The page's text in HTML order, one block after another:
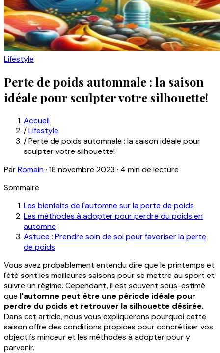
Lifestyle
Perte de poids automnale : la saison
idéale pour sculpter votre silhouette!
Accueil
/Lifestyle
/Perte de poids automnale : la saison idéale pour
sculpter votre silhouette!
ParRomain· 18 novembre 2023 · 4 min de lecture
Sommaire
Les bienfaits de l'automne sur la perte de poids
Les méthodes à adopter pour perdre du poids en
automne
Astuce : Prendre soin de soi pour favoriser la perte
de poids
Vous avez probablement entendu dire que le printemps et
l'été sont les meilleures saisons pour se mettre au sport et
suivre un régime. Cependant, il est souvent sous-estimé
que l'automne peut être une période idéale pour
perdre du poids et retrouver la silhouette désirée.
Dans cet article, nous vous expliquerons pourquoi cette
saison offre des conditions propices pour concrétiser vos
objectifs minceur et les méthodes à adopter pour y
parvenir.